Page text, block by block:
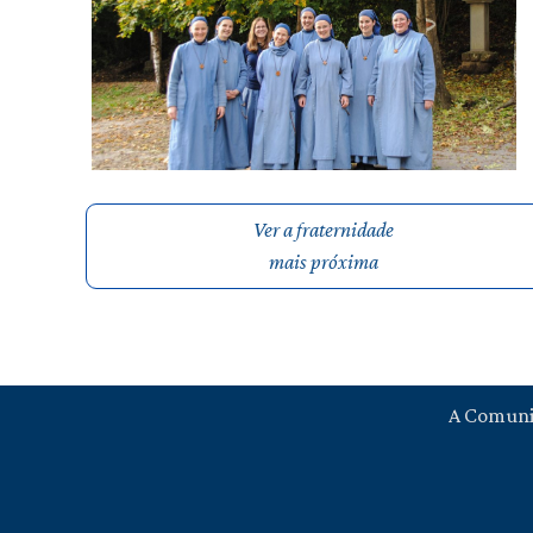
Ver a fraternidade
mais próxima
A